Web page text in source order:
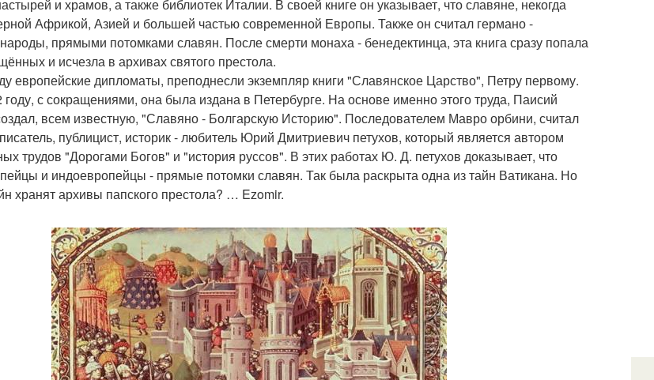
и храмов, а также библиотек Италии. В своей книге он указывает, что славяне, некогда
Африкой, Азией и большей частью современной Европы. Также он считал германо -
прямыми потомками славян. После смерти монаха - бенедектинца, эта книга сразу попала
и исчезла в архивах святого престола.
европейские дипломаты, преподнесли экземпляр книги "Славянское Царство", Петру первому.
году, с сокращениями, она была издана в Петербурге. На основе именно этого труда, Паисий
всем известную, "Славяно - Болгарскую Историю". Последователем Мавро орбини, считал
публицист, историк - любитель Юрий Дмитриевич петухов, который является автором
трудов "Дорогами Богов" и "история руссов". В этих работах Ю. Д. петухов доказывает, что
и индоевропейцы - прямые потомки славян. Так была раскрыта одна из тайн Ватикана. Но
хранят архивы папского престола? … Ezomir.